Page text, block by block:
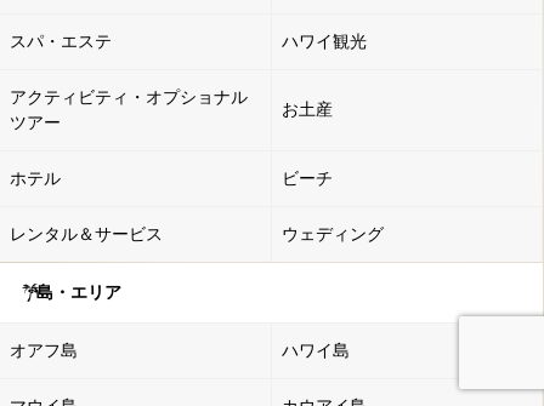
スパ・エステ ハワイ観光
アクティビティ・オプショナル
ツアー
お土産
ホテル ビーチ
レンタル＆サービス ウェディング
島・エリア
オアフ島 ハワイ島